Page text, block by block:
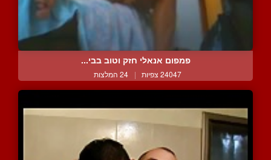
פמפום אנאלי חזק וטוב בבי...
24047 צפיות | 24 המלצות